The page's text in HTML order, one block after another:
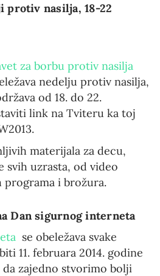
protiv nasilja, 18-22
za borbu protiv nasilja
nedelju protiv nasilja,
od 18. do 22.
link na Tviteru ka toj
materijala za decu,
svih uzrasta, od video
programa i brožura.
Dan sigurnog interneta
se obeležava svake
11. februara 2014. godine
da zajedno stvorimo bolji